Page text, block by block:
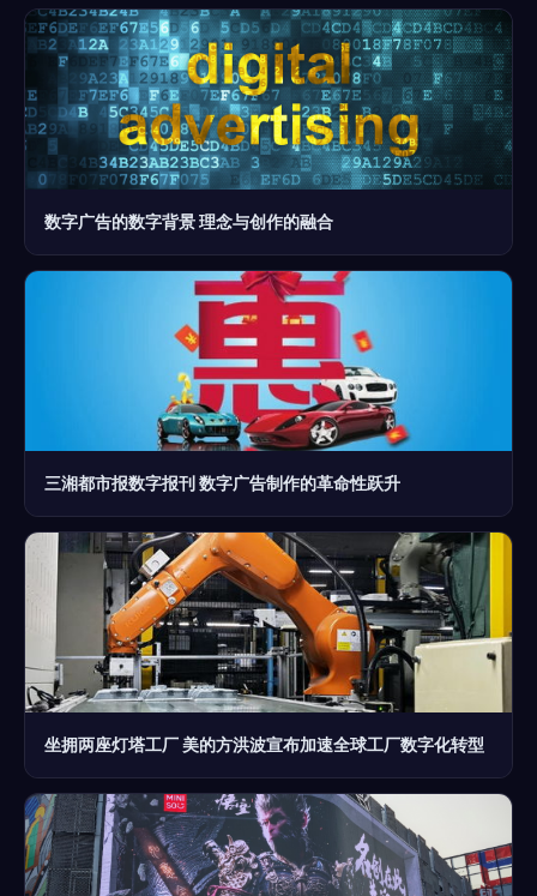
数字广告的数字背景 理念与创作的融合
三湘都市报数字报刊 数字广告制作的革命性跃升
坐拥两座灯塔工厂 美的方洪波宣布加速全球工厂数字化转型